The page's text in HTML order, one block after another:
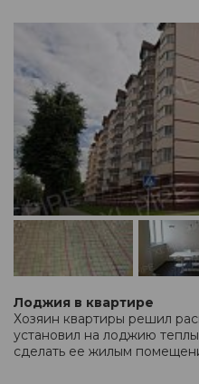
Лоджия в квартире
Хозяин квартиры решил
установил на лоджию
сделать ее жилым